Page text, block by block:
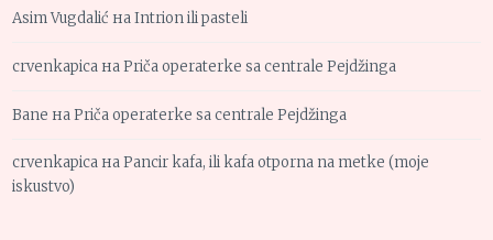
Asim Vugdalić наIntrion ili pasteli
crvenkapica наPriča operaterke sa centrale Pejdžinga
Bane наPriča operaterke sa centrale Pejdžinga
crvenkapica наPancir kafa, ili kafa otporna na metke (moje
iskustvo)